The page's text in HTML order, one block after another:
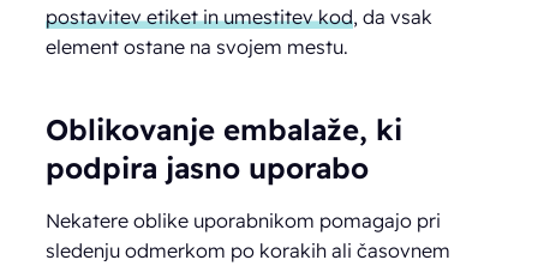
postavitev etiket in umestitev kod, da vsak
element ostane na svojem mestu.
Oblikovanje embalaže, ki
podpira jasno uporabo
Nekatere oblike uporabnikom pomagajo pri
sledenju odmerkom po korakih ali časovnem